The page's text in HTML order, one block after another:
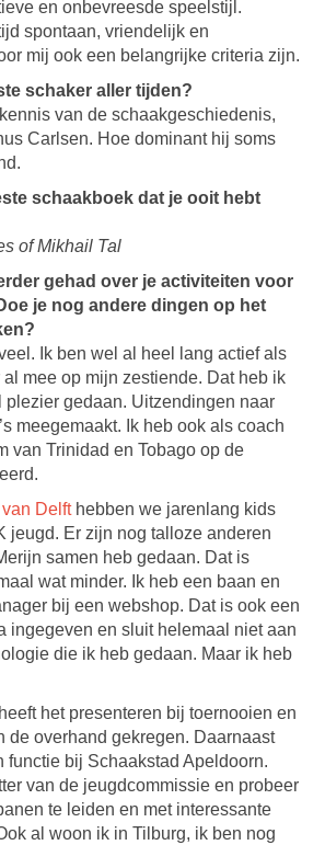
en onbevreesde speelstijl.
spontaan, vriendelijk en
mij ook een belangrijke criteria zijn.
schaker aller tijden?
van de schaakgeschiedenis,
Carlsen. Hoe dominant hij soms
schaakboek dat je ooit hebt
of Mikhail Tal
gehad over je activiteiten voor
je nog andere dingen op het
Ik ben wel al heel lang actief als
al mee op mijn zestiende. Dat heb ik
plezier gedaan. Uitzendingen naar
meegemaakt. Ik heb ook als coach
van Trinidad en Tobago op de
Delfthebben we jarenlang kids
jeugd. Er zijn nog talloze anderen
samen heb gedaan. Dat is
wat minder. Ik heb een baan en
bij een webshop. Dat is ook een
ingegeven en sluit helemaal niet aan
die ik heb gedaan. Maar ik heb
het presenteren bij toernooien en
de overhand gekregen. Daarnaast
functie bij Schaakstad Apeldoorn.
van de jeugdcommissie en probeer
te leiden en met interessante
al woon ik in Tilburg, ik ben nog